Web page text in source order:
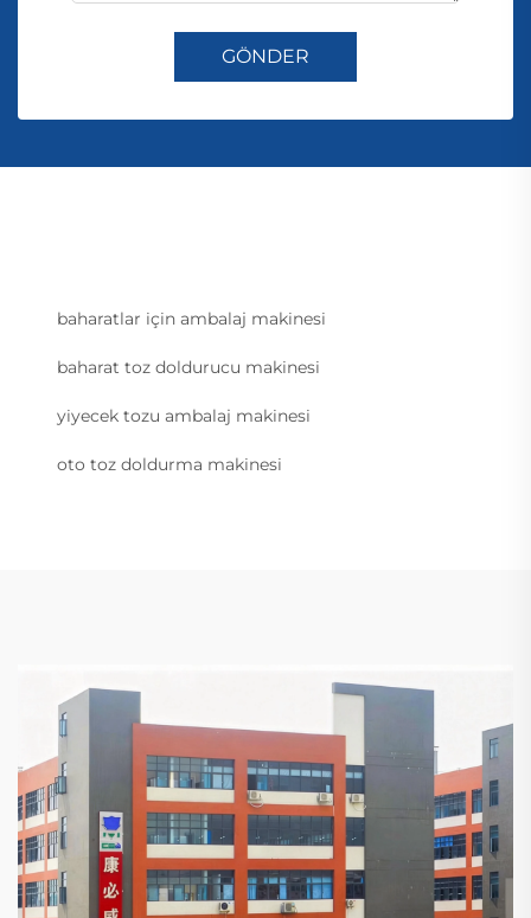
GÖNDER
baharatlar için ambalaj makinesi
baharat toz doldurucu makinesi
yiyecek tozu ambalaj makinesi
oto toz doldurma makinesi